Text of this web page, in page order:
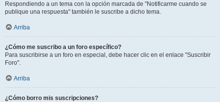
Respondiendo a un tema con la opción marcada de "Notificarme cuando se
publique una respuesta" también le suscribe a dicho tema.
Arriba
¿Cómo me suscribo a un foro específico?
Para suscribirse a un foro en especial, debe hacer clic en el enlace "Suscribir
Foro".
Arriba
¿Cómo borro mis suscripciones?